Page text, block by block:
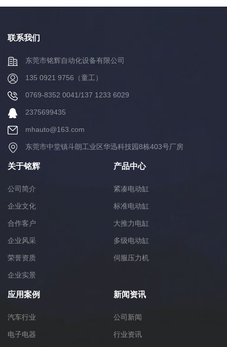
联系我们
东莞市铭辉自动化设备有限公司
135 0921 9756（童工）
0769-8352 0041/137 1233 6029
2375699435
mhauto@163.com
东莞市中堂镇斗朗工业区华迅科技园8栋403号厂房
关于铭辉
公司简介
企业文化
合作客户
企业风采
荣誉资质
企业实景
产品中心
紧凑电动缸
标准电动缸
大推力电缸
多级电动缸
伺服压力机
应用案例
汽车行业
电子电器
新闻资讯
公司新闻
行业资讯